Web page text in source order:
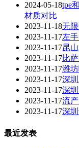
2024-05-18tpe
材质对比
2023-11-18无
2023-11-17左
2023-11-17昆
2023-11-17比
2023-11-17潍
2023-11-17深
2023-11-17深
2023-11-17流
2023-11-17深
最近发表